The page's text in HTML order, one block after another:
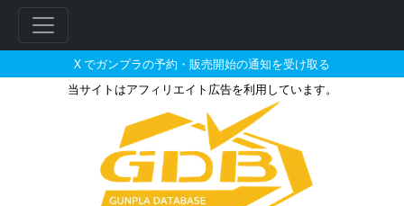
X でガンプラの予約・販売開始の通知を受け取る
当サイトはアフィリエイト広告を利用しています。
1/144 アルトロンガンダムとそ